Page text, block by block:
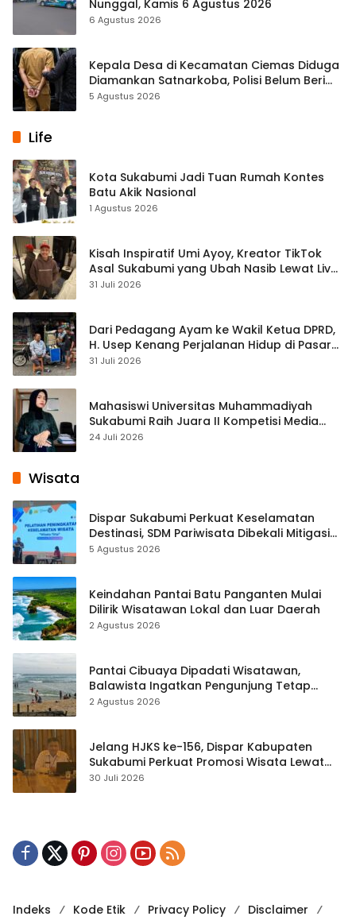
Nunggal, Kamis 6 Agustus 2026
6 Agustus 2026
Kepala Desa di Kecamatan Ciemas Diduga
Diamankan Satnarkoba, Polisi Belum Beri
Penjelasan Resmi
5 Agustus 2026
Life
Kota Sukabumi Jadi Tuan Rumah Kontes
Batu Akik Nasional
1 Agustus 2026
Kisah Inspiratif Umi Ayoy, Kreator TikTok
Asal Sukabumi yang Ubah Nasib Lewat Live
Streaming
31 Juli 2026
Dari Pedagang Ayam ke Wakil Ketua DPRD,
H. Usep Kenang Perjalanan Hidup di Pasar
Cisaat
31 Juli 2026
Mahasiswi Universitas Muhammadiyah
Sukabumi Raih Juara II Kompetisi Media
Pembelajaran Digital Tingkat Internasional
24 Juli 2026
Wisata
Dispar Sukabumi Perkuat Keselamatan
Destinasi, SDM Pariwisata Dibekali Mitigasi
hingga Teknik Evakuasi
5 Agustus 2026
Keindahan Pantai Batu Panganten Mulai
Dilirik Wisatawan Lokal dan Luar Daerah
2 Agustus 2026
Pantai Cibuaya Dipadati Wisatawan,
Balawista Ingatkan Pengunjung Tetap
Waspada
2 Agustus 2026
Jelang HJKS ke-156, Dispar Kabupaten
Sukabumi Perkuat Promosi Wisata Lewat
Publikasi Digital
30 Juli 2026
Indeks Kode Etik Privacy Policy
Disclaimer